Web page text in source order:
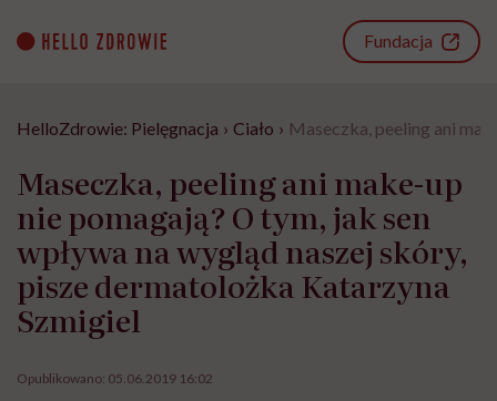
content
Fundacja
HelloZdrowie: Pielęgnacja › Ciało › Maseczka, peeling ani
Maseczka, peeling ani make-up
nie pomagają? O tym, jak sen
wpływa na wygląd naszej skóry,
pisze dermatolożka Katarzyna
Szmigiel
Opublikowano: 05.06.2019 16:02